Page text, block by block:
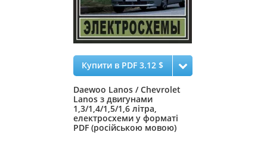
Купити в PDF 3.12 $
Daewoo Lanos / Chevrolet
Lanos з двигунами
1,3/1,4/1,5/1,6 літра,
електросхеми у форматі
PDF (російською мовою)